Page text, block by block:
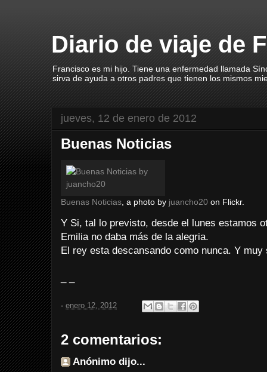
Diario de viaje de
Francisco es mi hijo. Tiene una enfermedad llamada
sirva de ayuda a otros padres que tienen los mismos
jueves, 12 de enero de 2012
Buenas Noticias
Buenas Noticias, a photo by juancho20 on Flickr.
Y Si, tal lo previsto, desde el lunes estamos
Emilia no daba más de la alegria.
El rey esta descansando como nunca. Y muy
- enero 12, 2012
2 comentarios:
Anónimo dijo...